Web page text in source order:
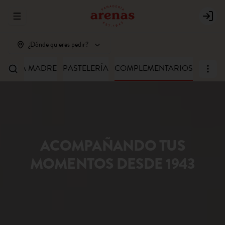
Abrir menu de navegación Login
¿Dónde quieres pedir?
MASA MADRE PASTELERÍA COMPLEMENTARIOS